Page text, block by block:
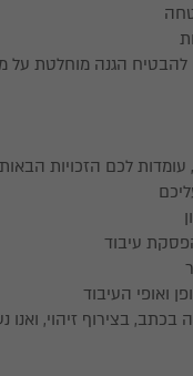
להבטיח הגנה מוחלטת על
עיבוד
ואופי העיבוד
בצירוף זיהוי, ואנו